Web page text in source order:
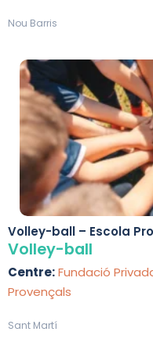
Nou Barris
Volley-ball – Escola
Volley-ball
Centre:Fundació
Provençals
Sant Martí